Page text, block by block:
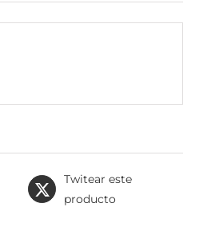
Twitear este
producto